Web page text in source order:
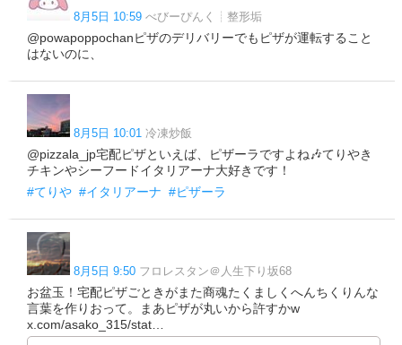
8月5日 10:59 べびーぴんく┊︎整形垢
@powapoppochanピザのデリバリーでもピザが運転すること
はないのに、
8月5日 10:01 冷凍炒飯
@pizzala_jp宅配ピザといえば、ピザーラですよね🎶てりやき
チキンやシーフードイタリアーナ大好きです！
#てりや #イタリアーナ #ピザーラ
8月5日 9:50 フロレスタン＠人生下り坂68
お盆玉！宅配ピザごときがまた商魂たくましくへんちくりんな
言葉を作りおって。まあピザが丸いから許すかw
x.com/asako_315/stat…